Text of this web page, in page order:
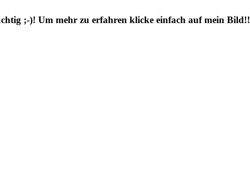
;-)! Um mehr zu erfahren klicke einfach auf mein Bild!!